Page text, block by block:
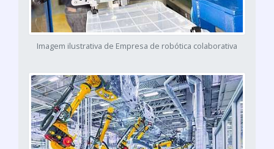
Imagem ilustrativa de Empresa de robótica colaborativa